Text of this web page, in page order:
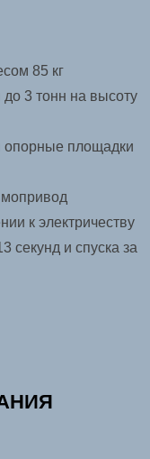
85 кг
3 тонн на высоту
опорные площадки
к электричеству
секунд и спуска за